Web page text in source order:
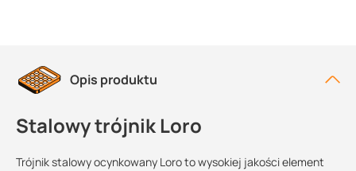
Opis produktu
Stalowy trójnik Loro
Trójnik stalowy ocynkowany Loro to wysokiej jakości element